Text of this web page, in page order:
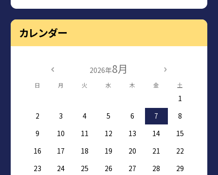
カレンダー
2026年8月
日 月 火 水 木 金 土
1
2
3 4 5 6 7
8
9
10 11 12 13 14
15
16
17 18 19 20 21
22
23
24 25 26 27 28
29